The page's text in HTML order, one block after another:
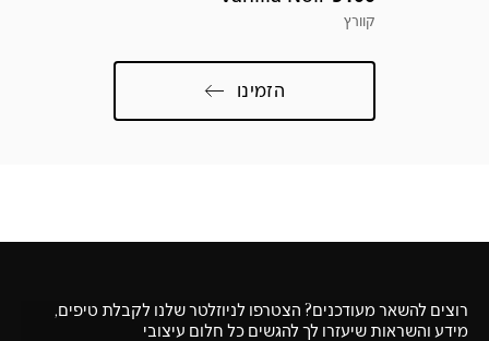
קוורץ
הזמינו
רוצים להשאר מעודכנים? הצטרפו לניוזלטר שלנו לקבלת טיפים,
מידע והשראות שיעזרו לך להגשים כל חלום עיצובי